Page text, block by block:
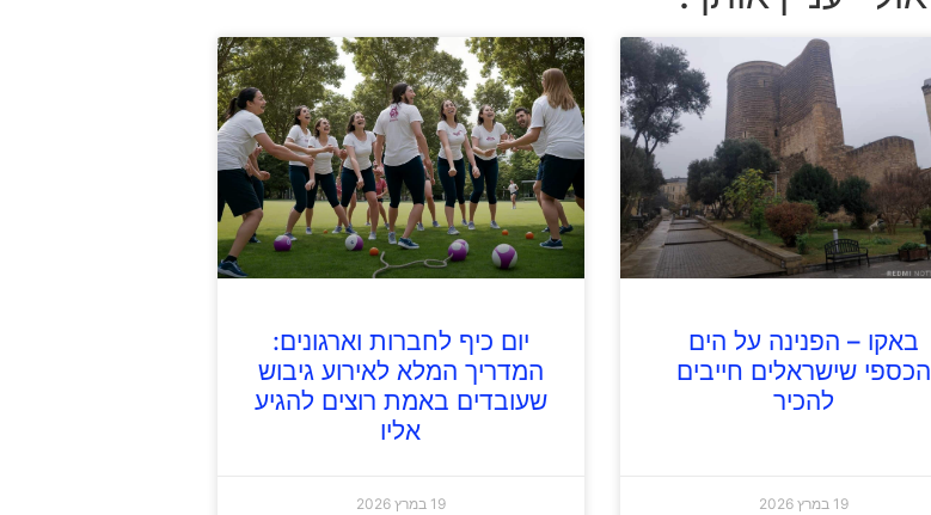
באקו – הפנינה על הים
הכספי שישראלים חייבים
להכיר
19 במרץ 2026
יום כיף לחברות וארגונים:
המדריך המלא לאירוע גיבוש
שעובדים באמת רוצים להגיע
אליו
19 במרץ 2026